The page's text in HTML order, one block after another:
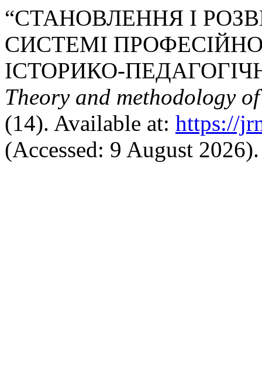
“СТАНОВЛЕННЯ І
СИСТЕМІ
ІСТОРИКО-
Theory and methodology
(14). Available at: https://
(Accessed: 9 August 2026).